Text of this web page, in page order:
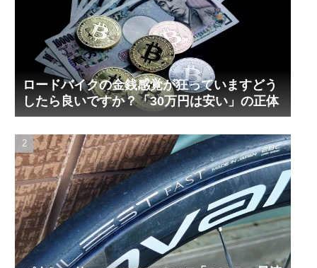
ロードバイクの金銭感覚が狂っていますどう
したら良いですか？「30万円は安い」の正体